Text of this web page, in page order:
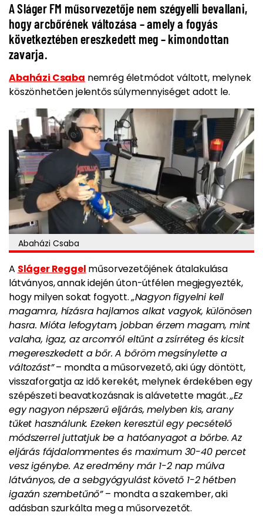
A Sláger FM műsorvezetője nem szégyelli bevallani,
hogy arcbőrének változása – amely a fogyás
következtében ereszkedett meg – kimondottan
zavarja.
Abaházi Csaba nemrég életmódot váltott, melynek
köszönhetően jelentős súlymennyiséget adott le.
Abaházi Csaba
A Sláger Reggel műsorvezetőjének átalakulása
látványos, annak idején úton-útfélen megjegyezték,
hogy milyen sokat fogyott.„Nagyon figyelni kell
magamra, hízásra hajlamos alkat vagyok, különösen
hasra. Mióta lefogytam, jobban érzem magam, mint
valaha, igaz, az arcomról eltűnt a zsírréteg és kicsit
megereszkedett a bőr. A bőröm megsínylette a
változást”– mondta a műsorvezető, aki úgy döntött,
visszaforgatja az idő kerekét, melynek érdekében egy
szépészeti beavatkozásnak is alávetette magát.„Ez
egy nagyon népszerű eljárás, melyben kis, arany
tűket használunk. Ezeken keresztül egy pecsételő
módszerrel juttatjuk be a hatóanyagot a bőrbe. Az
eljárás fájdalommentes és maximum 30-40 percet
vesz igénybe. Az eredmény már 1-2 nap múlva
látványos, de a sebgyógyulást követő 1-2 hétben
igazán szembetűnő”– mondta a szakember, aki
adásban szurkálta meg a műsorvezetőt.